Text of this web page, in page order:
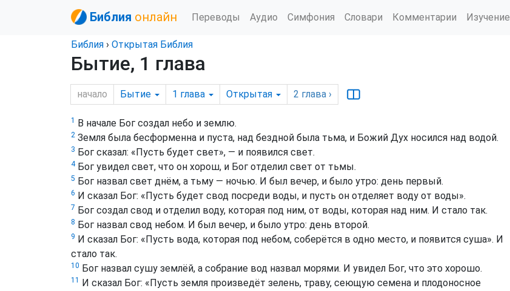
Библия онлайн Переводы Аудио Симфония Словари Комментарии Изучение
Библия › Открытая Библия
Бытие, 1 глава
начало Бытие 1 глава Открытая 2 глава ›
1 В начале Бог создал небо и землю.
2 Земля была бесформенна и пуста, над бездной была тьма, и Божий Дух носился над водой.
3 Бог сказал: «Пусть будет свет», — и появился свет.
4Бог увидел свет, что он хорош, и Бог отделил свет от тьмы.
5 Бог назвал свет днём, а тьму — ночью. И был вечер, и было утро: день первый.
6 И сказал Бог: «Пусть будет свод посреди воды, и пусть он отделяет воду от воды».
7 Бог создал свод и отделил воду, которая под ним, от воды, которая над ним. И стало так.
8 Бог назвал свод небом. И был вечер, и было утро: день второй.
9 И сказал Бог: «Пусть вода, которая под небом, соберётся в одно место, и появится суша». И
стало так.
10 Бог назвал сушу землёй, а собрание вод назвал морями. И увидел Бог, что это хорошо.
11 И сказал Бог: «Пусть земля произведёт зелень, траву, сеющую семена и плодоносное